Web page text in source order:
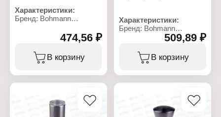
Характеристики:
Бренд: Bohmann
Тип товара: Емкость для
масел и специй
Цвет: черный
Материал: пластик
474,56 ₽
В корзину
Характеристики:
Бренд: Bohmann
Артикул: ВН-02-583
Измельчитель для
специй
Объем: 2х15 мл
509,89 ₽
В корзину